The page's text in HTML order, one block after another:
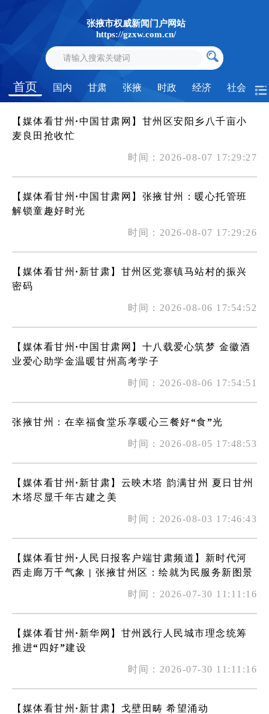
张掖市权威新闻门户网站
https://gzxw.com.cn/
首页 国内 甘肃 张掖 时政 经济 社会
【媒体看甘州·中国甘肃网】甘州区安阳乡八千亩小
麦良田抢收忙
时间：2026-08-07 17:29:27
【媒体看甘州·中国甘肃网】张掖甘州：暖心托管班
解锁童趣好时光
时间：2026-08-07 17:29:26
【媒体看甘州·新甘肃】甘州区党寨镇马站村的振兴
密码
时间：2026-08-06 17:54:52
【媒体看甘州·中国甘肃网】十八载爱心筑梦 金徽酒
业爱心助学金温暖甘州高考学子
时间：2026-08-06 17:54:51
张掖甘州：在幸福食堂乐享暖心三餐好“食”光
时间：2026-08-05 17:48:53
【媒体看甘州·新甘肃】云映木塔 韵满甘州 夏日甘州
木塔尽显千年古建之美
时间：2026-08-03 17:46:43
【媒体看甘州·人民日报客户端甘肃频道】新时代河
西走廊万千气象 | 张掖甘州区：绘就为民服务新图景
时间：2026-07-30 11:11:16
【媒体看甘州·新华网】甘州践行人民城市理念统筹
推进“四好”建设
时间：2026-07-30 11:11:16
【媒体看甘州·新甘肃】戈壁田畴 希望涌动